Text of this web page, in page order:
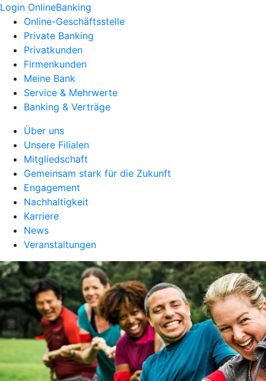
Login OnlineBanking
Online-Geschäftsstelle
Private Banking
Privatkunden
Firmenkunden
Meine Bank
Service & Mehrwerte
Banking & Verträge
Über uns
Unsere Filialen
Mitgliedschaft
Gemeinsam stark für die Zukunft
Engagement
Nachhaltigkeit
Karriere
News
Veranstaltungen